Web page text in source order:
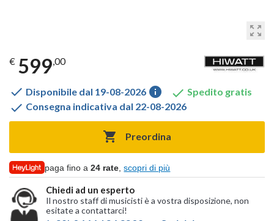
zoom_out_map
€ 599,00
 Disponibile dal 19-08-2026 info  Spedito gratis
 Consegna indicativa dal 22-08-2026
 Preordina
paga fino a24 rate ,scopri di più
Chiedi ad un esperto
Il nostro staff di musicisti è a vostra disposizione, non
esitate a contattarci!